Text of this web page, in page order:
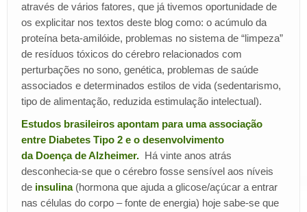
através de vários fatores, que já tivemos oportunidade de
os explicitar nos textos deste blog como: o acúmulo da
proteína beta-amilóide, problemas no sistema de “limpeza”
de resíduos tóxicos do cérebro relacionados com
perturbações no sono, genética, problemas de saúde
associados e determinados estilos de vida (sedentarismo,
tipo de alimentação, reduzida estimulação intelectual).
Estudos brasileiros apontam para uma associação
entre Diabetes Tipo 2 e o desenvolvimento
da Doença de Alzheimer. Há vinte anos atrás
desconhecia-se que o cérebro fosse sensível aos níveis
de insulina (hormona que ajuda a glicose/açúcar a entrar
nas células do corpo – fonte de energia) hoje sabe-se que